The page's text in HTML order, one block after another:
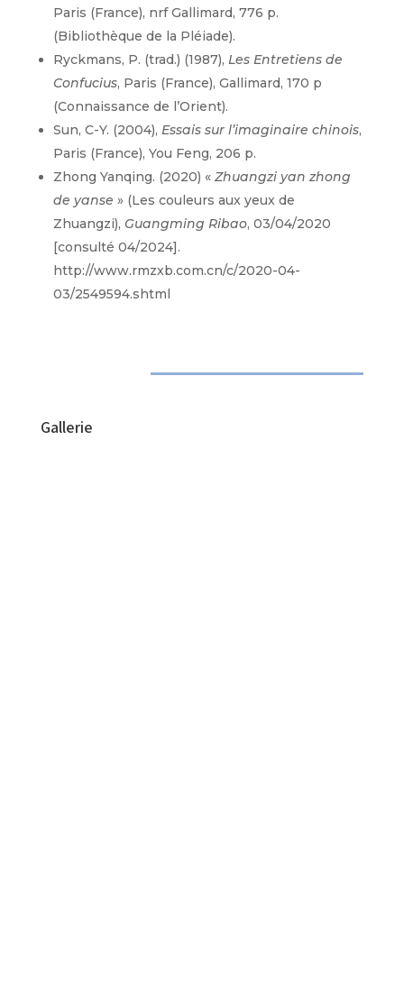
Paris (France), nrf Gallimard, 776 p.
(Bibliothèque de la Pléiade).
Ryckmans, P. (trad.) (1987), Les Entretiens de
Confucius, Paris (France), Gallimard, 170 p
(Connaissance de l’Orient).
Sun, C-Y. (2004), Essais sur l’imaginaire chinois,
Paris (France), You Feng, 206 p.
Zhong Yanqing. (2020) « Zhuangzi yan zhong
de yanse » (Les couleurs aux yeux de
Zhuangzi), Guangming Ribao, 03/04/2020
[consulté 04/2024].
http://www.rmzxb.com.cn/c/2020-04-
03/2549594.shtml
Gallerie